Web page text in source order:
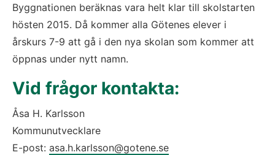
Byggnationen beräknas vara helt klar till skolstarten
hösten 2015. Då kommer alla Götenes elever i
årskurs 7-9 att gå i den nya skolan som kommer att
öppnas under nytt namn.
Vid frågor kontakta:
Åsa H. Karlsson
Kommunutvecklare
E-post: asa.h.karlsson@gotene.se